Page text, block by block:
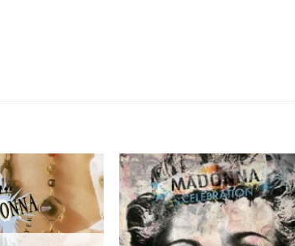
Adicionar
a lista de
desejos
a lista